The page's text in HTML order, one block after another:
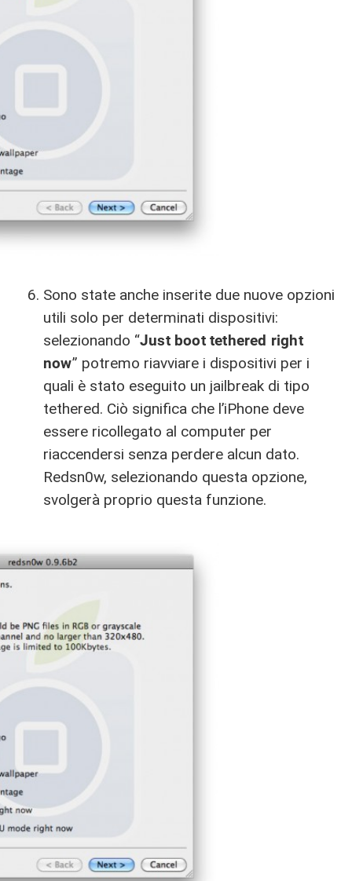
Sono state anche inserite due nuove opzioni
utili solo per determinati dispositivi:
selezionando “Just boot tethered right
now” potremo riavviare i dispositivi per i
quali è stato eseguito un jailbreak di tipo
tethered. Ciò significa che l’iPhone deve
essere ricollegato al computer per
riaccendersi senza perdere alcun dato.
Redsn0w, selezionando questa opzione,
svolgerà proprio questa funzione.